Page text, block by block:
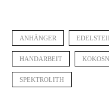
ANHÄNGER
HANDARBEIT
SPEKTROLITH